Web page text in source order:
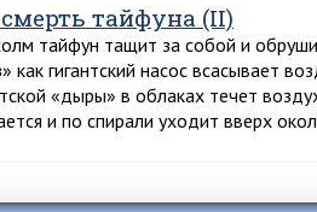
тайфуна (II)
тайфун тащит за собой и
как гигантский насос всасывает
«дыры» в облаках течет
и по спирали уходит вверх